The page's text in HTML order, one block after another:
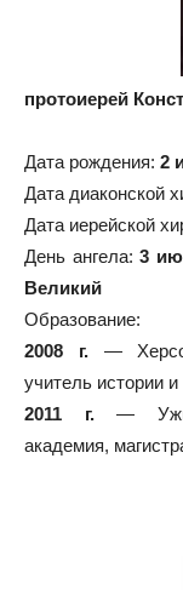
протоиерей
Дата рождения: 2
Дата диаконской
Дата иерейской
День ангела: 3
Великий
Образование:
2008 г.—
учитель истории
2011 г.—
академия,